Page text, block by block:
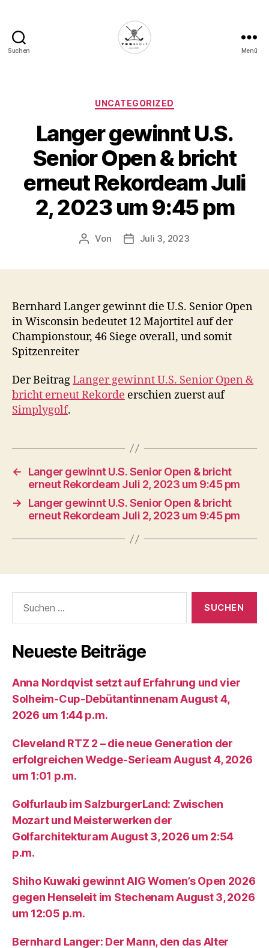
Suchen
Deine
Plattform
für
Golfbegeisterte!
Menü
Kategorien
UNCATEGORIZED
Langer gewinnt U.S.
Senior Open & bricht
erneut Rekordeam Juli
2, 2023 um 9:45 pm
Beitragsautor
Von Veröffentlichungsdatum
Juli 3, 2023
Bernhard Langer gewinnt die U.S. Senior Open
in Wisconsin bedeutet 12 Majortitel auf der
Championstour, 46 Siege overall, und somit
Spitzenreiter
Der BeitragLanger gewinnt U.S. Senior Open &
bricht erneut Rekorde erschien zuerst auf
Simplygolf.
←
Langer gewinnt U.S. Senior Open & bricht
erneut Rekordeam Juli 2, 2023 um 9:45 pm
→
Langer gewinnt U.S. Senior Open & bricht
erneut Rekordeam Juli 2, 2023 um 9:45 pm
nach:
Neueste Beiträge
Anna Nordqvist setzt auf Erfahrung und vier
Solheim-Cup-Debütantinnenam August 4,
2026 um 1:44 p.m.
Cleveland RTZ 2 – die neue Generation der
erfolgreichen Wedge-Serieam August 4, 2026
um 1:01 p.m.
Golfurlaub im SalzburgerLand: Zwischen
Mozart und Meisterwerken der
Golfarchitekturam August 3, 2026 um 2:54
p.m.
Shiho Kuwaki gewinnt AIG Women’s Open 2026
gegen Henseleit im Stechenam August 3, 2026
um 12:05 p.m.
Bernhard Langer: Der Mann, den das Alter